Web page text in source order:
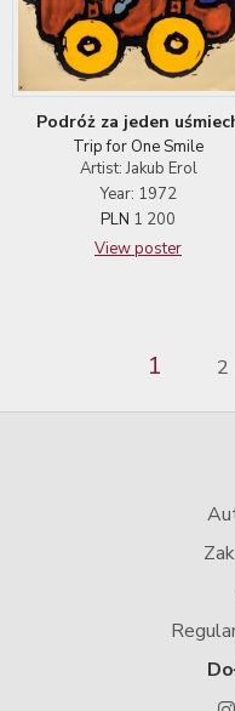
Podróż za jeden
Trip for One Smile
Artist: Jakub Erol
Year: 1972
PLN 1 200
View poster
1 2